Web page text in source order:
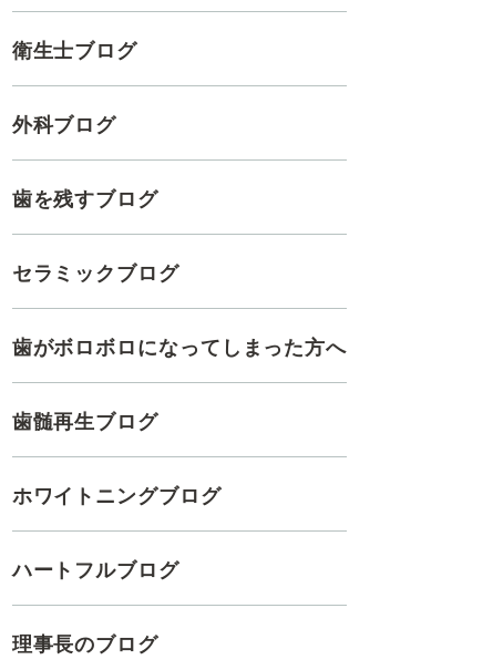
衛生士ブログ
外科ブログ
歯を残すブログ
セラミックブログ
歯がボロボロになってしまった方へ
歯髄再生ブログ
ホワイトニングブログ
ハートフルブログ
理事長のブログ